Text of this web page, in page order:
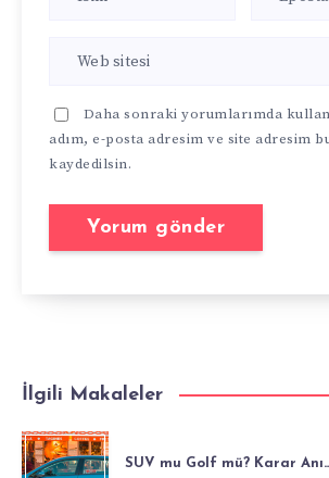
Daha sonraki yorumlarımda
adım, e-posta adresim ve site adresim
kaydedilsin.
İlgili Makaleler
SUV mu Golf mü? Karar